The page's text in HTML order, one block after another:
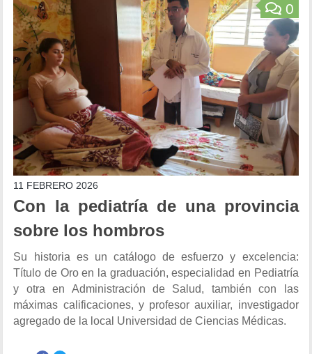
0
11 FEBRERO 2026
Con la pediatría de una provincia
sobre los hombros
Su historia es un catálogo de esfuerzo y excelencia:
Título de Oro en la graduación, especialidad en Pediatría
y otra en Administración de Salud, también con las
máximas calificaciones, y profesor auxiliar, investigador
agregado de la local Universidad de Ciencias Médicas.